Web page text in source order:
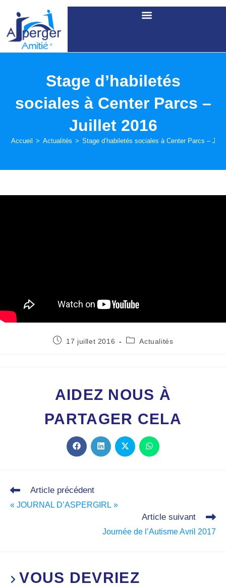
Stage d’habiletés
sociales à Center Parcs –
Juillet 2016
Accueil > Actualités > Stage d’habiletés sociales à Center Parcs –
17 juillet 2016 Actualités
AIDEZ NOUS À
PARTAGER CELA
Article précédent
« JOURNAL D’ASPERGIRL »
Article suivant
Journée de l’Autisme Avril 2017
VOUS DEVRIEZ